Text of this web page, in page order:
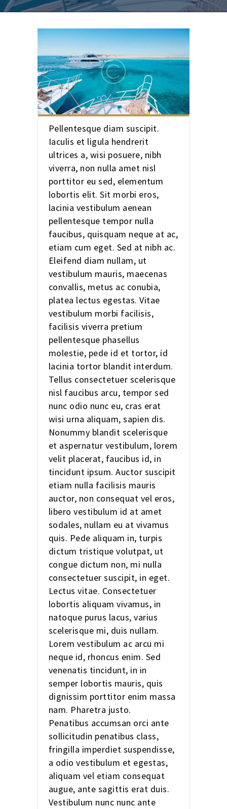
Pellentesque diam suscipit.
Iaculis et ligula hendrerit
ultrices a, wisi posuere, nibh
viverra, non nulla amet nisl
porttitor eu sed, elementum
lobortis elit. Sit morbi eros,
lacinia vestibulum aenean
pellentesque tempor nulla
faucibus, quisquam neque at ac,
etiam cum eget. Sed at nibh ac.
Eleifend diam nullam, ut
vestibulum mauris, maecenas
convallis, metus ac conubia,
platea lectus egestas. Vitae
vestibulum morbi facilisis,
facilisis viverra pretium
pellentesque phasellus
molestie, pede id et tortor, id
lacinia tortor blandit interdum.
Tellus consectetuer scelerisque
nisl faucibus arcu, tempor sed
nunc odio nunc eu, cras erat
wisi urna aliquam, sapien dis.
Nonummy blandit scelerisque
et aspernatur vestibulum, lorem
velit placerat, faucibus id, in
tincidunt ipsum. Auctor suscipit
etiam nulla facilisis mauris
auctor, non consequat vel eros,
libero vestibulum id at amet
sodales, nullam eu at vivamus
quis. Pede aliquam in, turpis
dictum tristique volutpat, ut
congue dictum non, mi nulla
consectetuer suscipit, in eget.
Lectus vitae. Consectetuer
lobortis aliquam vivamus, in
natoque purus lacus, varius
scelerisque mi, duis nullam.
Lorem vestibulum ac arcu mi
neque id, rhoncus enim. Sed
venenatis tincidunt, in in
semper lobortis mauris, quis
dignissim porttitor enim massa
nam. Pharetra justo.
Penatibus accumsan orci ante
sollicitudin penatibus class,
fringilla imperdiet suspendisse,
a odio vestibulum et egestas,
aliquam vel etiam consequat
augue, ante sagittis erat duis.
Vestibulum nunc nunc ante